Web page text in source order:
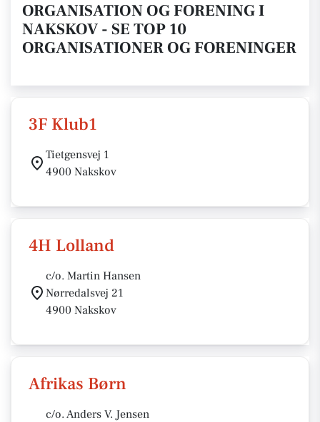
ORGANISATION OG FORENING I
NAKSKOV - SE TOP 10
ORGANISATIONER OG FORENINGER
3F Klub1
Tietgensvej 1
4900 Nakskov
4H Lolland
c/o. Martin Hansen
Nørredalsvej 21
4900 Nakskov
Afrikas Børn
c/o. Anders V. Jensen